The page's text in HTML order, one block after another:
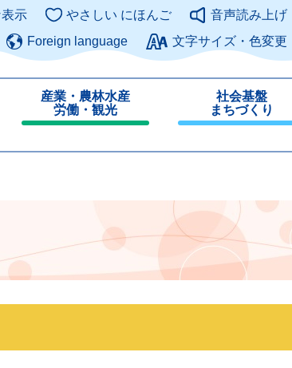
このページの本文へ
示 やさしい にほんご
音声読み上げ
Foreign language
文字サイズ・色変更
産業・農林水産
労働・観光
じ
社会基盤
まちづくり
じ